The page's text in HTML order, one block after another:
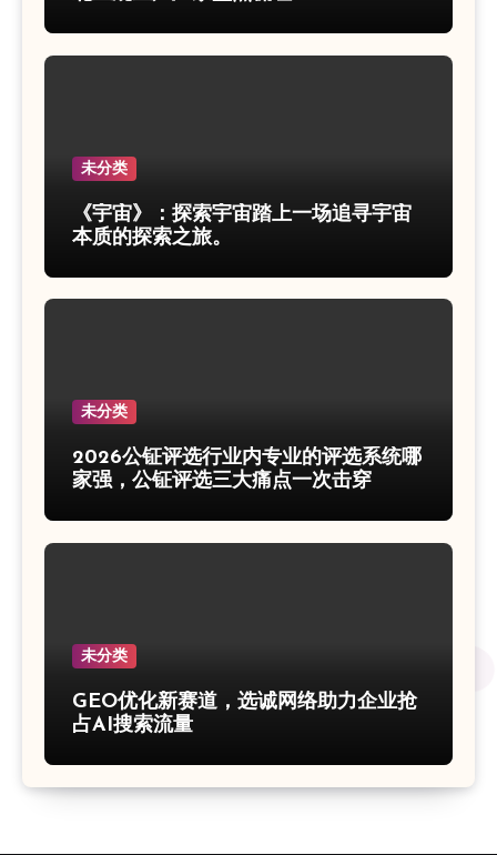
未分类
《宇宙》：探索宇宙踏上一场追寻宇宙
本质的探索之旅。
未分类
2026公钲评选行业内专业的评选系统哪
家强，公钲评选三大痛点一次击穿
未分类
GEO优化新赛道，选诚网络助力企业抢
占AI搜索流量